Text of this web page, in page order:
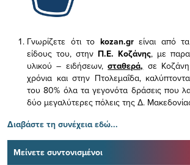
Γνωρίζετε ότι το kozan.gr είναι από
είδους του, στην Π.Ε. Κοζάνης, με
υλικού – ειδήσεων,σταθερά, σε
χρόνια και στην Πτολεμαΐδα,
του 80% όλα τα γεγονότα δράσεις που
δύο μεγαλύτερες πόλεις της Δ.
Διαβάστε τη συνέχεια εδώ...
Μείνετε συντονισμένοι